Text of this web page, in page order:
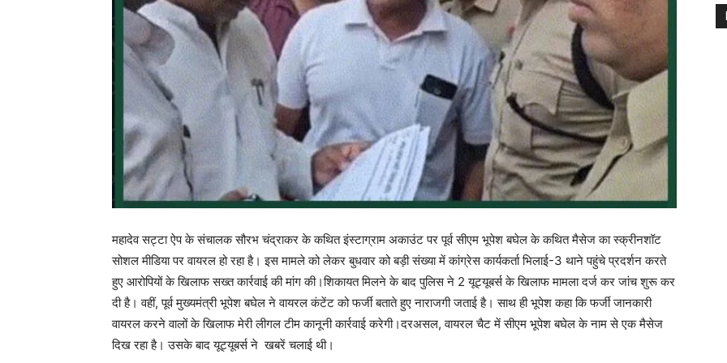
महादेव सट्टा ऐप के संचालक सौरभ चंद्राकर के कथित इंस्टाग्राम अकाउंट पर पूर्व सीएम भूपेश बघेल के कथित मैसेज का स्क्रीनशॉट
सोशल मीडिया पर वायरल हो रहा है। इस मामले को लेकर बुधवार को बड़ी संख्या में कांग्रेस कार्यकर्ता भिलाई-3 थाने पहुंचे प्रदर्शन करते
हुए आरोपियों के खिलाफ सख्त कार्रवाई की मांग की।शिकायत मिलने के बाद पुलिस ने 2 यूट्यूबर्स के खिलाफ मामला दर्ज कर जांच शुरू कर
दी है। वहीं, पूर्व मुख्यमंत्री भूपेश बघेल ने वायरल कंटेंट को फर्जी बताते हुए नाराजगी जताई है। साथ ही भूपेश कहा कि फर्जी जानकारी
वायरल करने वालों के खिलाफ मेरी लीगल टीम कानूनी कार्रवाई करेगी।दरअसल, वायरल चैट में सीएम भूपेश बघेल के नाम से एक मैसेज
दिख रहा है। उसके बाद यूट्यूबर्स ने खबरें चलाई थी।